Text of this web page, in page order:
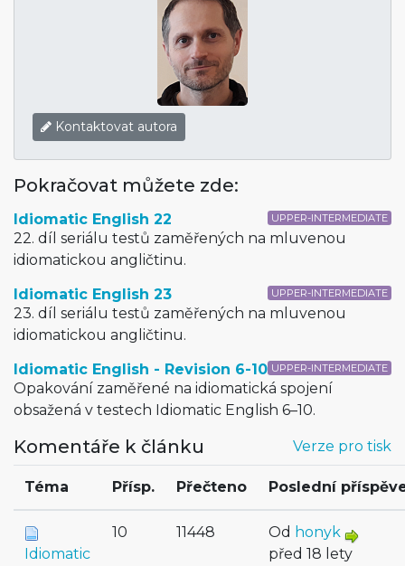
Kontaktovat autora
Pokračovat můžete zde:
UPPER-INTERMEDIATE
Idiomatic English 22
22. díl seriálu testů zaměřených na mluvenou
idiomatickou angličtinu.
UPPER-INTERMEDIATE
Idiomatic English 23
23. díl seriálu testů zaměřených na mluvenou
idiomatickou angličtinu.
UPPER-INTERMEDIATE
Idiomatic English - Revision 6-10
Opakování zaměřené na idiomatická spojení
obsažená v testech Idiomatic English 6–10.
Verze pro tisk
Komentáře k článku
Téma Přísp. Přečteno Poslední
Idiomatic
10 11448 Od honyk
před 18 lety